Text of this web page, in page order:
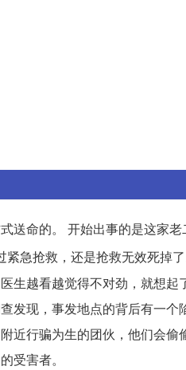
送命的。 开始出事的是这家
急抢救，还是抢救无效死掉
生越看越觉得不对劲，就想起
发现，事发地点的背后有一个
近行骗为生的团伙，他们会偷
受害者。